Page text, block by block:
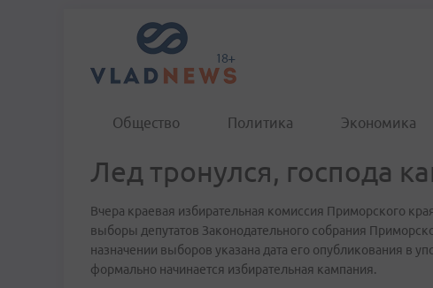
Общество Политика Экономика
Лед тронулся, господа
Вчера краевая избирательная комиссия Приморского
выборы депутатов Законодательного собрания
назначении выборов указана дата его опубликования в
формально начинается избирательная кампания.